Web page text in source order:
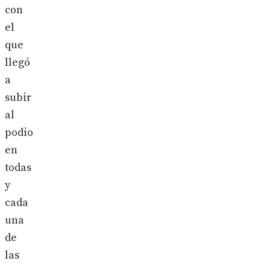
con
el
que
llegó
a
subir
al
podio
en
todas
y
cada
una
de
las